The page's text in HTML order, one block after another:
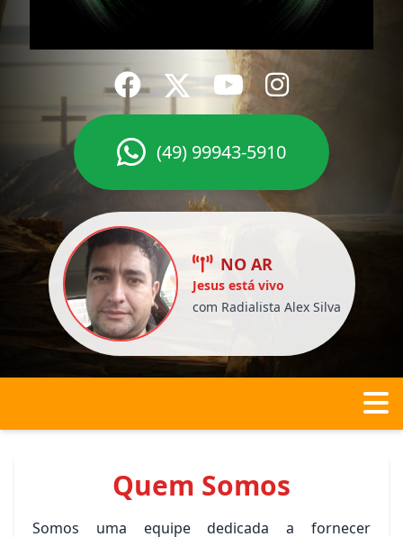
(49) 99943-5910
NO AR
Jesus está vivo
com Radialista Alex Silva
Quem Somos
Somos uma equipe dedicada a fornecer